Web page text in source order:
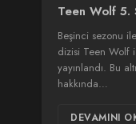
Teen Wolf 5.
Beşinci sezonu
dizisi Teen Wolf
yayınlandı. Bu
hakkında…
DEVAMINI